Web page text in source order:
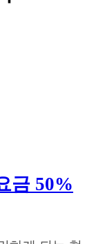
금 50%